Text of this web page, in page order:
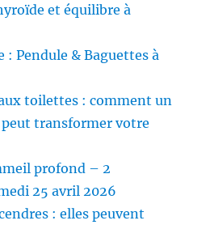
et équilibre à
: Pendule & Baguettes à
toilettes : comment un
transformer votre
profond – 2
25 avril 2026
: elles peuvent